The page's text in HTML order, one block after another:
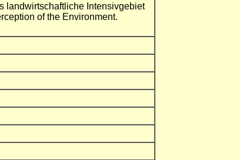
landwirtschaftliche Intensivgebiet
of the Environment.